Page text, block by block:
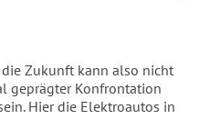
Zukunft kann also nicht
geprägter Konfrontation
Hier die Elektroautos in